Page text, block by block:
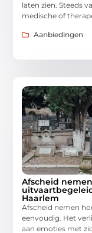
laten zien. Steeds
medische of
Aanbiedingen
Afscheid
Haarlem
Afscheid nemen
eenvoudig. Het
aan emoties met